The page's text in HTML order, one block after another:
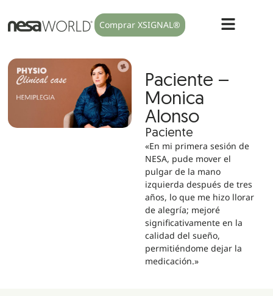
Comprar XSIGNAL®
Paciente –
Monica
Alonso
Paciente
«En mi primera sesión de
NESA, pude mover el
pulgar de la mano
izquierda después de tres
años, lo que me hizo llorar
de alegría; mejoré
significativamente en la
calidad del sueño,
permitiéndome dejar la
medicación.»